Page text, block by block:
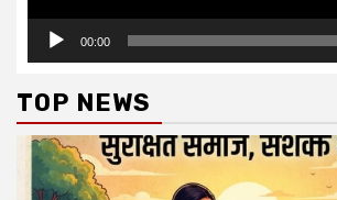
00:00
TOP NEWS